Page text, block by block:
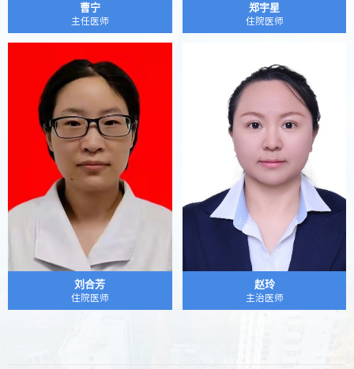
曹宁
主任医师
郑宇星
住院医师
刘合芳
住院医师
赵玲
主治医师